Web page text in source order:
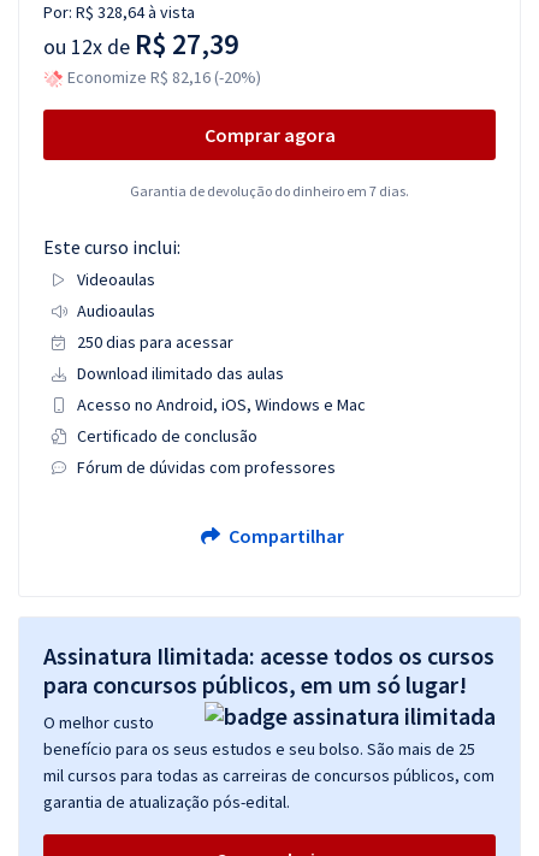
Por: R$ 328,64à vista
ou 12x de R$ 27,39
Economize R$ 82,16 (-20%)
Comprar agora
Garantia de devolução do dinheiro em 7 dias.
Este curso inclui:
Videoaulas
Audioaulas
250 dias para acessar
Download ilimitado das aulas
Acesso no Android, iOS, Windows e Mac
Certificado de conclusão
Fórum de dúvidas com professores
Compartilhar
Assinatura Ilimitada: acesse todos os cursos
para concursos públicos, em um só lugar!
O melhor custo
benefício para os seus estudos e seu bolso. São mais de 25
mil cursos para todas as carreiras de concursos públicos, com
garantia de atualização pós-edital.